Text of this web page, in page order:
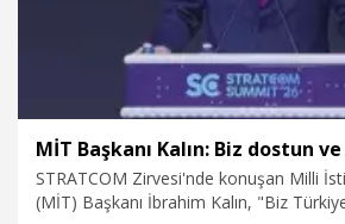
STRATCOM Zirvesi'nde konuşan Milli
(MİT) Başkanı İbrahim Kalın, "Biz